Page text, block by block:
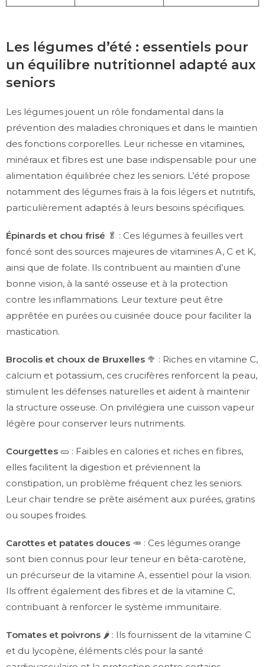
Les légumes d’été : essentiels pour
un équilibre nutritionnel adapté aux
seniors
Les légumes jouent un rôle fondamental dans la
prévention des maladies chroniques et dans le maintien
des fonctions corporelles. Leur richesse en vitamines,
minéraux et fibres est une base indispensable pour une
alimentation équilibrée chez les seniors. L’été propose
notamment des légumes frais à la fois légers et nutritifs,
particulièrement adaptés à leurs besoins spécifiques.
Épinards et chou frisé 🥬 : Ces légumes à feuilles vert
foncé sont des sources majeures de vitamines A, C et K,
ainsi que de folate. Ils contribuent au maintien d’une
bonne vision, à la santé osseuse et à la protection
contre les inflammations. Leur texture peut être
apprêtée en purées ou cuisinée douce pour faciliter la
mastication.
Brocolis et choux de Bruxelles 🥦 : Riches en vitamine C,
calcium et potassium, ces crucifères renforcent la peau,
stimulent les défenses naturelles et aident à maintenir
la structure osseuse. On privilégiera une cuisson vapeur
légère pour conserver leurs nutriments.
Courgettes 🥒 : Faibles en calories et riches en fibres,
elles facilitent la digestion et préviennent la
constipation, un problème fréquent chez les seniors.
Leur chair tendre se prête aisément aux purées, gratins
ou soupes froides.
Carottes et patates douces 🥕 : Ces légumes orange
sont bien connus pour leur teneur en bêta-carotène,
un précurseur de la vitamine A, essentiel pour la vision.
Ils offrent également des fibres et de la vitamine C,
contribuant à renforcer le système immunitaire.
Tomates et poivrons 🌶️ : Ils fournissent de la vitamine C
et du lycopène, éléments clés pour la santé